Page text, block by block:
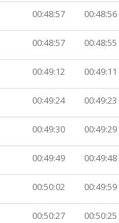
00:48:57 00:48:56
00:48:57 00:48:55
00:49:12 00:49:11
00:49:24 00:49:23
00:49:30 00:49:29
00:49:49 00:49:48
00:50:02 00:49:59
00:50:27 00:50:25